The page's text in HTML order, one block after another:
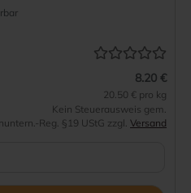
8.20 €
20.50 € pro kg
Kein Steuerausweis gem.
Reg. §19 UStG zzgl. Versand